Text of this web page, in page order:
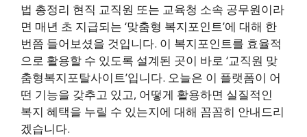
법 총정리 현직 교직원 또는 교육청 소속 공무원이라
면 매년 초 지급되는 ‘맞춤형 복지포인트’에 대해 한
번쯤 들어보셨을 것입니다. 이 복지포인트를 효율적
으로 활용할 수 있도록 설계된 곳이 바로 ‘교직원 맞
춤형복지포탈사이트’입니다. 오늘은 이 플랫폼이 어
떤 기능을 갖추고 있고, 어떻게 활용하면 실질적인
복지 혜택을 누릴 수 있는지에 대해 꼼꼼히 안내드리
겠습니다.